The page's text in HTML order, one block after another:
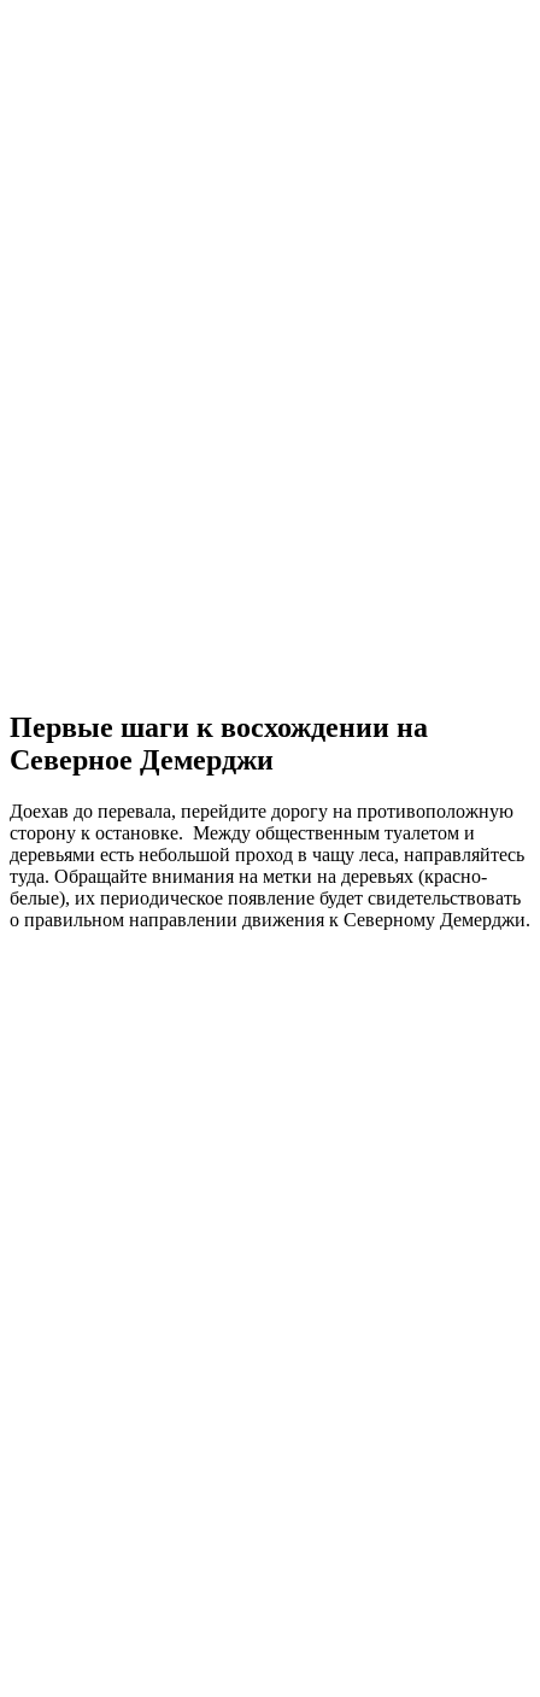
Первые шаги к восхождении на
Северное Демерджи
Доехав до перевала, перейдите дорогу на противоположную
сторону к остановке. Между общественным туалетом и
деревьями есть небольшой проход в чащу леса, направляйтесь
туда. Обращайте внимания на метки на деревьях (красно-
белые), их периодическое появление будет свидетельствовать
о правильном направлении движения к Северному Демерджи.